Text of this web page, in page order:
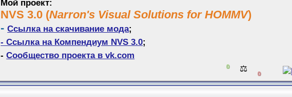
Мой проект:
NVS 3.0 (Narron's Visual Solutions for HOMMV)
-Ссылка на скачивание мода;
- Ссылка на Компендиум NVS 3.0;
- Сообщество проекта в vk.com
0 ⚖️ 0